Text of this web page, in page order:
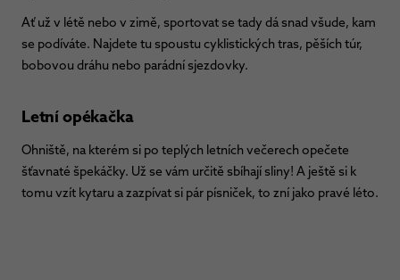
Ať už v létě nebo v zimě, sportovat se tady dá snad všude, kam
se podíváte. Najdete tu spoustu cyklistických tras, pěších túr,
bobovou dráhu nebo parádní sjezdovky.
Letní opékačka
Ohniště, na kterém si po teplých letních večerech opečete
šťavnaté špekáčky. Už se vám určitě sbíhají sliny! A ještě si k
tomu vzít kytaru a zazpívat si pár písniček, to zní jako pravé léto.